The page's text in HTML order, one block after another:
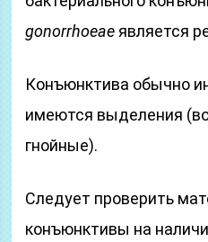
gonorrhoeae является
Конъюнктива обычно
имеются выделения
гнойные).
Следует проверить
конъюнктивы на